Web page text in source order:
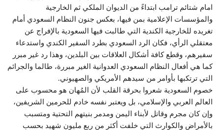
امام شتائم ترامب ابتداءً من الديوان الملكي ثم الخارجية
والمؤسسات الإعلامية بمن فيها، بعكس جنون النظام السعودي أمام
تغريده للخارجية الكندية التي طالبت فيها السعودية بالإفراج عن
معتقلي الرأي، فكان الرد السعودي بطرد السفير الكندي واستدعاء
سفيرهم، وقطع كافة أشكال العلاقات بين البلدين، وهذا رد غير مبرر
كما هي أفعال النظام السعودي العدوانية الغير مبررة، طالما والجرائم
التي ترتكبها بأوامر من سيدهم الأمريكي والصهيوني.
خصوم السعودية شعروا بحرقة القلب لأن المُهان هو محسوب على
العالم العربي والإسلامي، بل ويعتبر نفسه خادم للحرمين الشريفين،
وإن كان مجرم وقاتل لأبناء اليمن ومدمر بنيتهم التحتية ومتسبب
بالأمراض والكوارث التي خلفت أكثر من ربع مليون شهيد بحسب